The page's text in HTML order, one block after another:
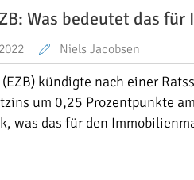
Was bedeutet das
Niels Jacobsen
kündigte nach einer
um 0,25 Prozentpunkte
was das für den